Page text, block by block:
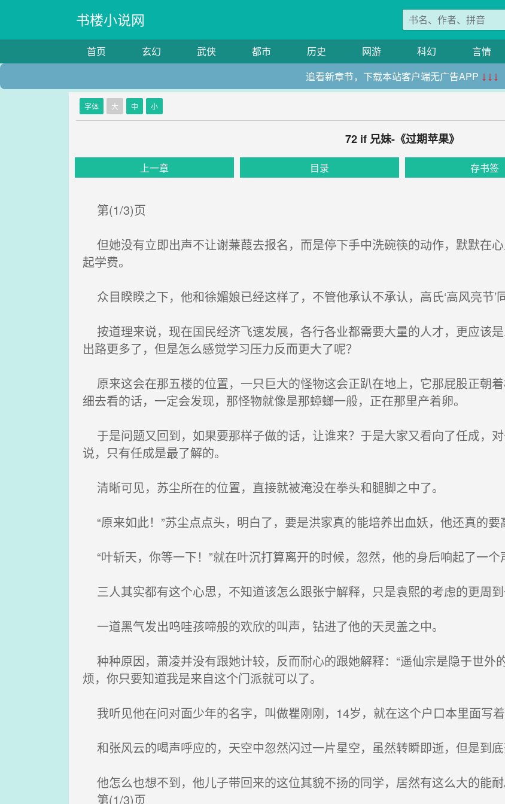
书楼小说网
首页 玄幻 武侠 都市 历史 网游 科幻 言情
追看新章节，下载本站客户端无广告APP ↓↓↓
字体 大 中 小
72 if 兄妹-《过期苹果》
上一章 目录 存书签
第(1/3)页
但她没有立即出声不让谢蒹葭去报名，而是停下手中洗碗筷的动作，默默在
起学费。
众目睽睽之下，他和徐媚娘已经这样了，不管他承认不承认，高氏‘高风亮节’
按道理来说，现在国民经济飞速发展，各行各业都需要大量的人才，更应该
出路更多了，但是怎么感觉学习压力反而更大了呢？
原来这会在那五楼的位置，一只巨大的怪物这会正趴在地上，它那屁股正朝
细去看的话，一定会发现，那怪物就像是那蟑螂一般，正在那里产着卵。
于是问题又回到，如果要那样子做的话，让谁来？于是大家又看向了任成，
说，只有任成是最了解的。
清晰可见，苏尘所在的位置，直接就被淹没在拳头和腿脚之中了。
“原来如此！”苏尘点点头，明白了，要是洪家真的能培养出血妖，他还真的要
“叶斩天，你等一下！”就在叶沉打算离开的时候，忽然，他的身后响起了一个
三人其实都有这个心思，不知道该怎么跟张宁解释，只是袁熙的考虑的更周到
一道黑气发出呜哇孩啼般的欢欣的叫声，钻进了他的天灵盖之中。
种种原因，萧凌并没有跟她计较，反而耐心的跟她解释：“遥仙宗是隐于世外
烦，你只要知道我是来自这个门派就可以了。
我听见他在问对面少年的名字，叫做瞿刚刚，14岁，就在这个户口本里面写着
和张风云的喝声呼应的，天空中忽然闪过一片星空，虽然转瞬即逝，但是到底
他怎么也想不到，他儿子带回来的这位其貌不扬的同学，居然有这么大的能耐
第(1/3)页